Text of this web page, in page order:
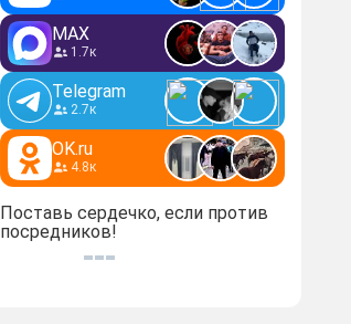
MAX
1.7к
Telegram
2.7к
OK.ru
4.8к
Поставь сердечко, если против
посредников!